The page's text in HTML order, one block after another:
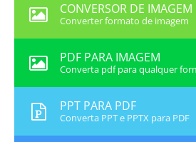
CONVERSOR DE IMAGEM
Converter formato de imagem
PDF PARA IMAGEM
Converta pdf para qualquer
PPT PARA PDF
Converta PPT e PPTX para PDF